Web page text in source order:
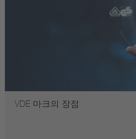
VDE 마크의 장점